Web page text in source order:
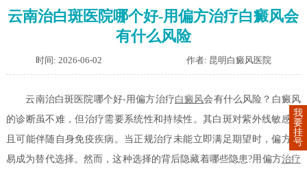
云南治白斑医院哪个好-用偏方治疗白癜风会
有什么风险
时间: 2026-06-02 作者: 昆明白癜风医院
云南治白斑医院哪个好-用偏方治疗白癜风会有什么风险？白癜风
的诊断虽不难，但治疗需要系统性和持续性。其白斑对紫外线敏感，
且可能伴随自身免疫疾病。当正规治疗未能立即满足期望时，偏方容
易成为替代选择。然而，这种选择的背后隐藏着哪些隐患?用偏方治疗
我
要
挂
号